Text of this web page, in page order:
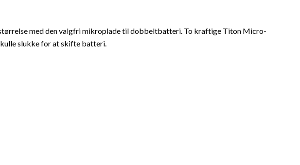
med den valgfri mikroplade til dobbeltbatteri. To kraftige Titon Micro-
slukke for at skifte batteri.